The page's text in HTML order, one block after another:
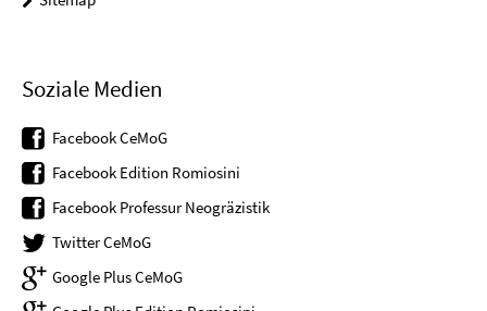
Soziale Medien
Facebook CeMoG
Facebook Edition Romiosini
Facebook Professur Neogräzistik
Twitter CeMoG
Google Plus CeMoG